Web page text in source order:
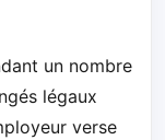
un nombre
légaux
verse